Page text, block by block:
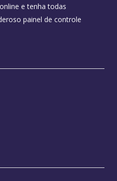
e tenha todas
painel de controle